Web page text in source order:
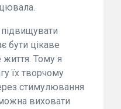
бути цікаве
життя. Тому я
їх творчому
стимулювання
виховати